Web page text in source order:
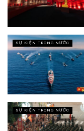
SỰ KIỆN TRONG NƯỚC
SỰ KIỆN TRONG NƯỚC